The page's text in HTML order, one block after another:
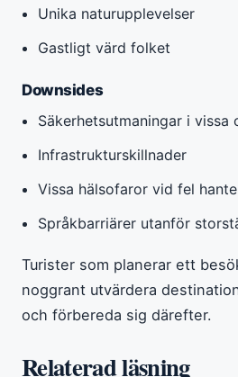
Unika naturupplevelser
Gastligt värd folket
Downsides
Säkerhetsutmaningar i vissa
Infrastrukturskillnader
Vissa hälsofaror vid fel
Språkbarriärer utanför
Turister som planerar ett
noggrant utvärdera
och förbereda sig därefter.
Relaterad läsning